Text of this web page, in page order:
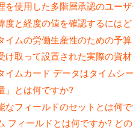
を使用した多階層承認のユー
度と経度の値を確認するには
イムの労働生産性のための予
け取って設置された実際の資
イムカード データはタイムシ
」とは何ですか?
なフィールドのセットとは何
フィールドとは何ですか? ど